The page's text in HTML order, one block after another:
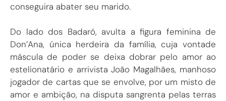
conseguira abater seu marido.
Do lado dos Badaró, avulta a figura feminina de
Don’Ana, única herdeira da família, cuja vontade
máscula de poder se deixa dobrar pelo amor ao
estelionatário e arrivista João Magalhães, manhoso
jogador de cartas que se envolve, por um misto de
amor e ambição, na disputa sangrenta pelas terras